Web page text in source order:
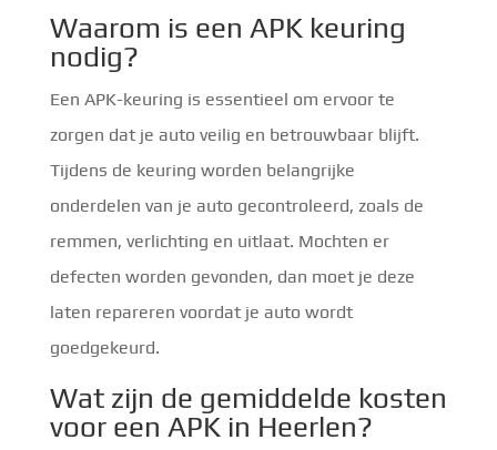
Waarom is een APK keuring
nodig?
Een APK-keuring is essentieel om ervoor te
zorgen dat je auto veilig en betrouwbaar blijft.
Tijdens de keuring worden belangrijke
onderdelen van je auto gecontroleerd, zoals de
remmen, verlichting en uitlaat. Mochten er
defecten worden gevonden, dan moet je deze
laten repareren voordat je auto wordt
goedgekeurd.
Wat zijn de gemiddelde kosten
voor een APK in Heerlen?